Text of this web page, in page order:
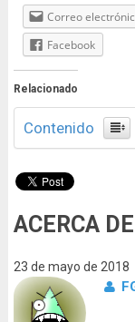
Correo
Facebook
Relacionado
Contenido
ACERCA
23 de mayo de 2018